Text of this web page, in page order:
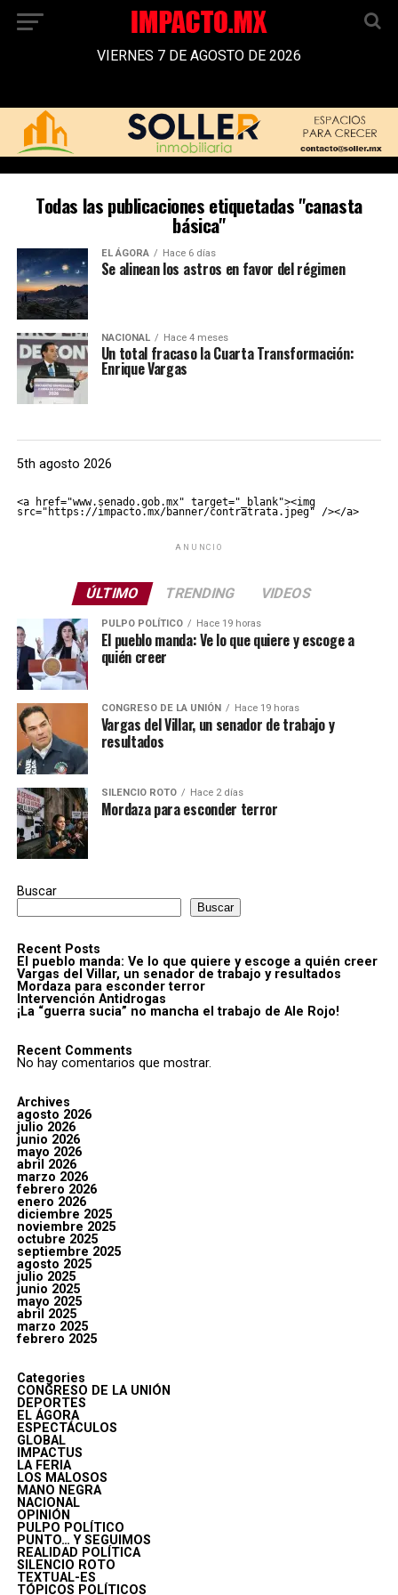
VIERNES 7 DE AGOSTO DE 2026
Todas las publicaciones etiquetadas "canasta
básica"
EL ÁGORA Hace 6 días
Se alinean los astros en favor del régimen
NACIONAL Hace 4 meses
Un total fracaso la Cuarta Transformación:
Enrique Vargas
5th agosto 2026
<a href="www.senado.gob.mx" target="_blank"><img
src="https://impacto.mx/banner/contratrata.jpeg" /></a>
ANUNCIO
ÚLTIMO TRENDING VIDEOS
PULPO POLÍTICO Hace 19 horas
El pueblo manda: Ve lo que quiere y escoge a
quién creer
CONGRESO DE LA UNIÓN Hace 19 horas
Vargas del Villar, un senador de trabajo y
resultados
SILENCIO ROTO Hace 2 días
Mordaza para esconder terror
Buscar
Buscar
Recent Posts
El pueblo manda: Ve lo que quiere y escoge a quién creer
Vargas del Villar, un senador de trabajo y resultados
Mordaza para esconder terror
Intervención Antidrogas
¡La “guerra sucia” no mancha el trabajo de Ale Rojo!
Recent Comments
No hay comentarios que mostrar.
Archives
agosto 2026
julio 2026
junio 2026
mayo 2026
abril 2026
marzo 2026
febrero 2026
enero 2026
diciembre 2025
noviembre 2025
octubre 2025
septiembre 2025
agosto 2025
julio 2025
junio 2025
mayo 2025
abril 2025
marzo 2025
febrero 2025
Categories
CONGRESO DE LA UNIÓN
DEPORTES
EL ÁGORA
ESPECTÁCULOS
GLOBAL
IMPACTUS
LA FERIA
LOS MALOSOS
MANO NEGRA
NACIONAL
OPINIÓN
PULPO POLÍTICO
PUNTO… Y SEGUIMOS
REALIDAD POLÍTICA
SILENCIO ROTO
TEXTUAL-ES
TÓPICOS POLÍTICOS